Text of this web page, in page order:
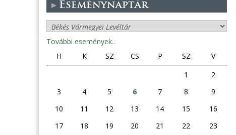
Eseménynaptár
További események..
H
K SZ CS P SZ
V
1
2
3
4 5 6 7 8
9
10
11 12 13 14 15
16
17
18 19 20 21 22
23